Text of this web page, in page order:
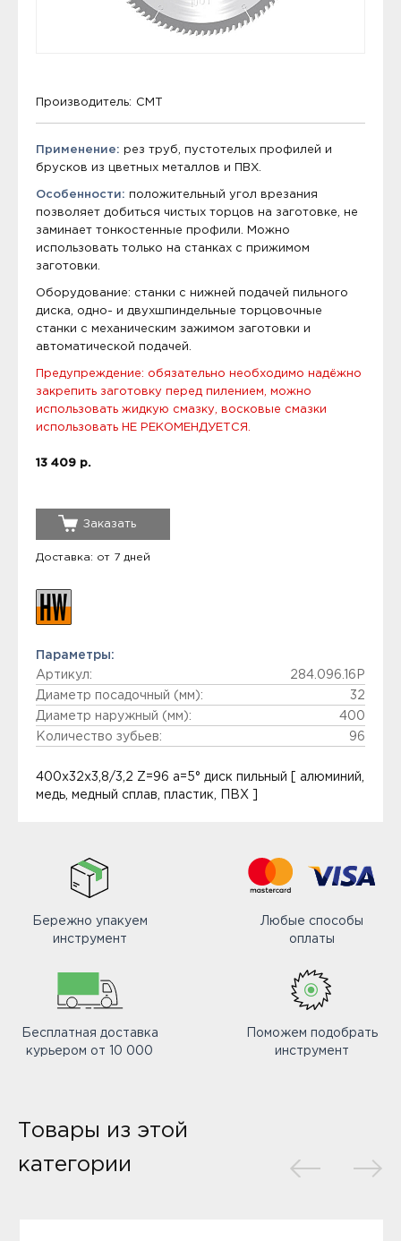
Производитель: CMT
Применение: рез труб, пустотелых профилей и
брусков из цветных металлов и ПВХ.
Особенности: положительный угол врезания
позволяет добиться чистых торцов на заготовке, не
заминает тонкостенные профили. Можно
использовать только на станках с прижимом
заготовки.
Оборудование: станки с нижней подачей пильного
диска, одно- и двухшпиндельные торцовочные
станки с механическим зажимом заготовки и
автоматической подачей.
Предупреждение: обязательно необходимо надёжно
закрепить заготовку перед пилением, можно
использовать жидкую смазку, восковые смазки
использовать НЕ РЕКОМЕНДУЕТСЯ.
13 409 р.
Заказать
Доставка: от 7 дней
Параметры:
Артикул:
284.096.16P
Диаметр посадочный (мм):
32
Диаметр наружный (мм):
400
Количество зубьев:
96
400x32x3,8/3,2 Z=96 a=5° диск пильный [ алюминий,
медь, медный сплав, пластик, ПВХ ]
Бережно упакуем
инструмент
Любые способы
оплаты
Бесплатная доставка
курьером от 10 000
Поможем подобрать
инструмент
Товары из этой
категории